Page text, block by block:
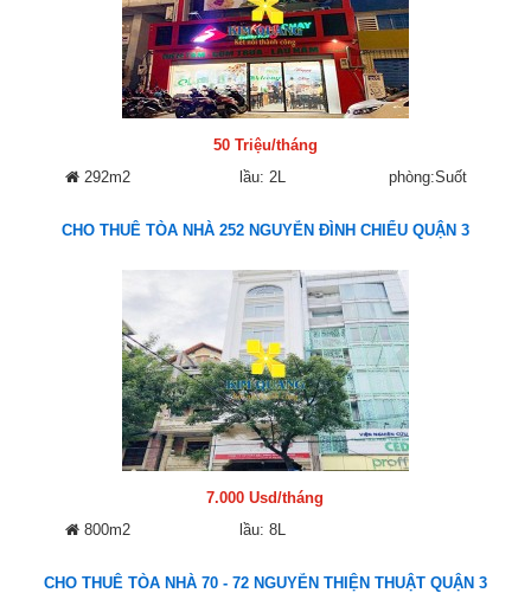
50 Triệu/tháng
292m2
lầu: 2L phòng:Suốt
CHO THUÊ TÒA NHÀ 252 NGUYỄN ĐÌNH CHIỂU QUẬN 3
7.000 Usd/tháng
800m2
lầu: 8L
CHO THUÊ TÒA NHÀ 70 - 72 NGUYỄN THIỆN THUẬT QUẬN 3